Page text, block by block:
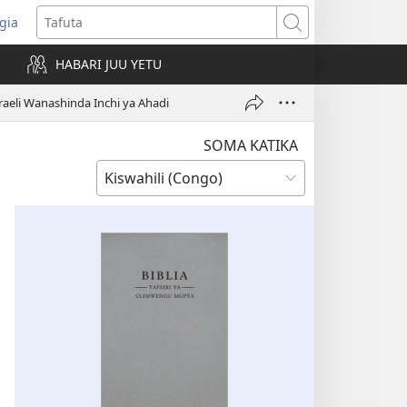
Tafuta
HABARI JUU YETU
Wanashinda Inchi ya Ahadi
SOMA KATIKA